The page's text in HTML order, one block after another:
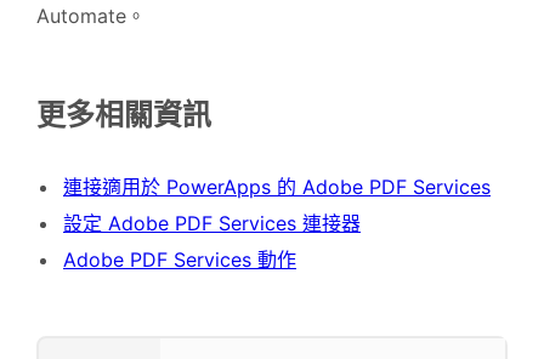
Automate。
更多相關資訊
連接適用於 PowerApps 的 Adobe PDF Services
設定 Adobe PDF Services 連接器
Adobe PDF Services 動作